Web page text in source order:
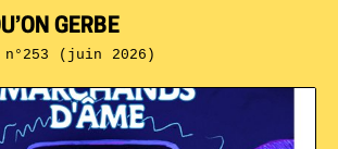
GERBE
(juin 2026)